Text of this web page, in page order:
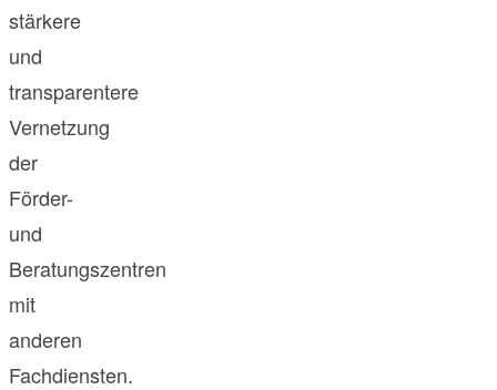
stärkere
und
transparentere
Vernetzung
der
Förder-
und
Beratungszentren
mit
anderen
Fachdiensten.